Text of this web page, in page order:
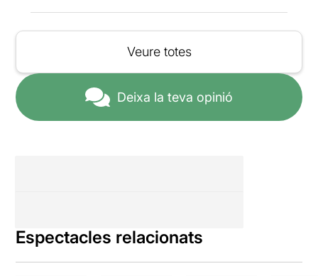
Veure totes
Deixa la teva opinió
Espectacles relacionats